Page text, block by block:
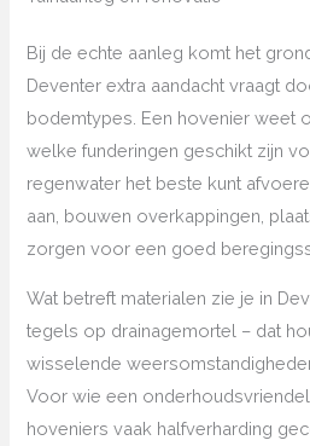
Bij de echte aanleg komt het
Deventer extra aandacht vraagt
bodemtypes. Een hovenier weet
welke funderingen geschikt zijn
regenwater het beste kunt
aan, bouwen overkappingen,
zorgen voor een goed
Wat betreft materialen zie je in
tegels op drainagemortel – dat
wisselende
Voor wie een
hoveniers vaak halfverharding